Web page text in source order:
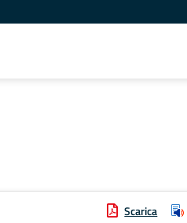
Scarica